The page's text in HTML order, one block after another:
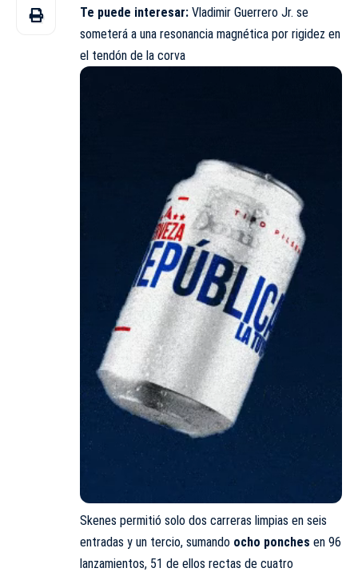
Te puede interesar: Vladimir Guerrero Jr. se
someterá a una resonancia magnética por rigidez en
el tendón de la corva
Skenes permitió solo dos carreras limpias en seis
entradas y un tercio, sumando ocho ponches en 96
lanzamientos, 51 de ellos rectas de cuatro